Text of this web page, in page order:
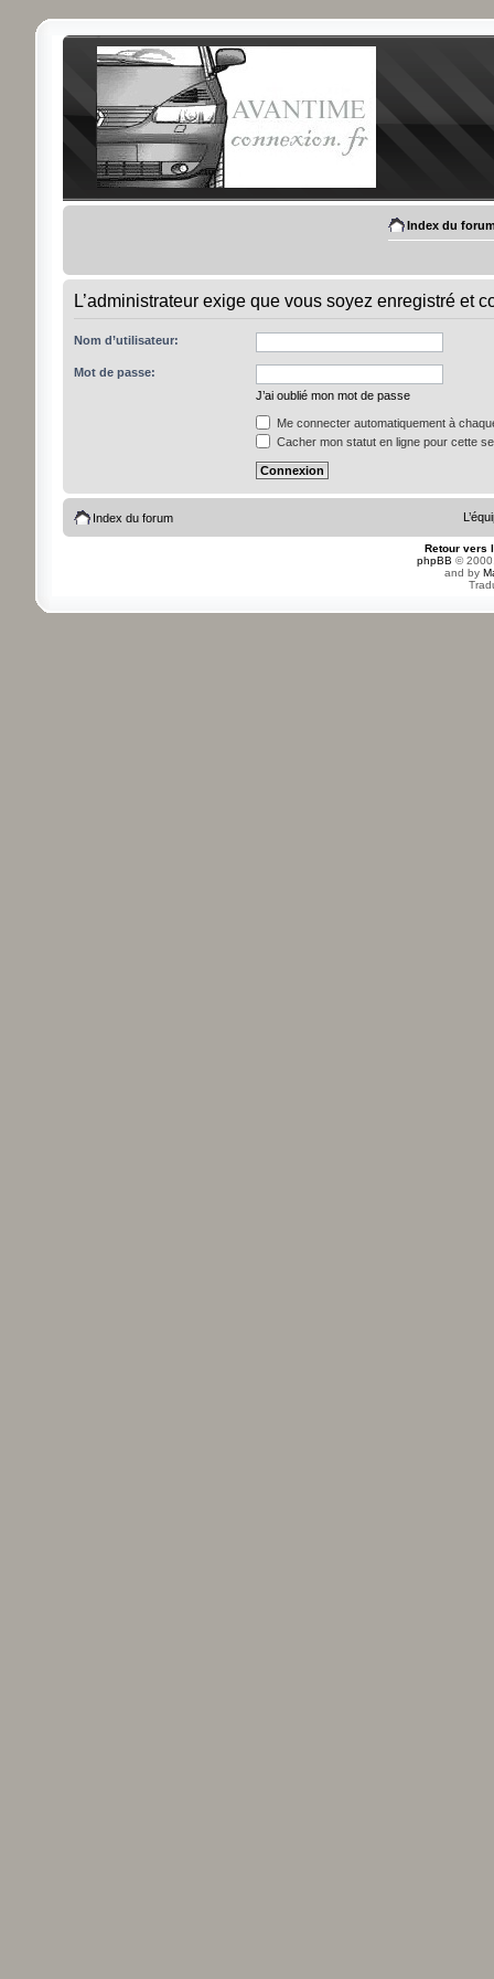
Index du
L’administrateur exige que vous soyez enregistré et
Nom d’utilisateur:
Mot de passe:
J’ai oublié mon mot de passe
Me connecter automatiquement à
Cacher mon statut en ligne pour cette
Index du forum
Retour vers
phpBB ©
and by